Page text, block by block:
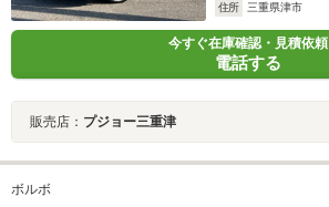
住所
三重県津市
今すぐ在庫確認・見積依頼
電話する
販売店： プジョー三重津
ボルボ